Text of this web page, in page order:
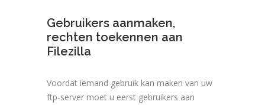
Gebruikers aanmaken,
rechten toekennen aan
Filezilla
Voordat iemand gebruik kan maken van uw
ftp-server moet u eerst gebruikers aan